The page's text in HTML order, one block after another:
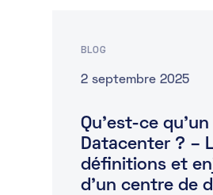
BLOG
2 septembre 2025
Qu’est-ce qu’un
Datacenter ? –
définitions et
d’un centre de